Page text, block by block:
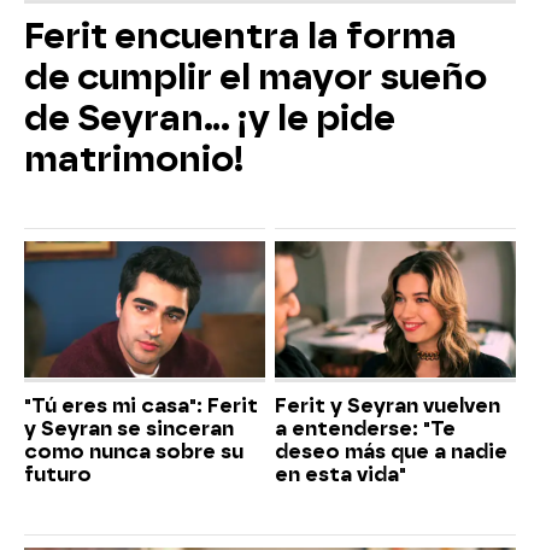
Ferit encuentra la forma
de cumplir el mayor sueño
de Seyran... ¡y le pide
matrimonio!
"Tú eres mi casa": Ferit
y Seyran se sinceran
como nunca sobre su
futuro
Ferit y Seyran vuelven
a entenderse: "Te
deseo más que a nadie
en esta vida"